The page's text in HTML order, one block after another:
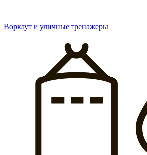
Воркаут и уличные тренажеры